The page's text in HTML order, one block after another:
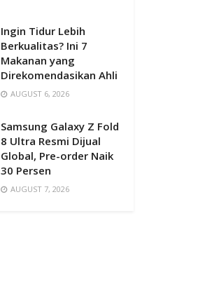
Ingin Tidur Lebih
Berkualitas? Ini 7
Makanan yang
Direkomendasikan Ahli
AUGUST 6, 2026
Samsung Galaxy Z Fold
8 Ultra Resmi Dijual
Global, Pre-order Naik
30 Persen
AUGUST 7, 2026